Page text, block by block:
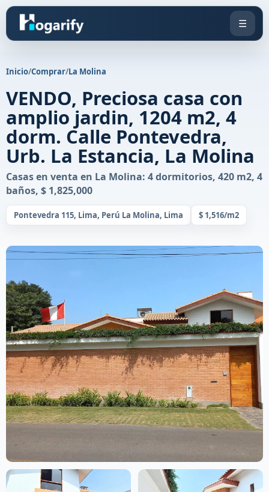
☰
Inicio/Comprar/La Molina
VENDO, Preciosa casa con
amplio jardin, 1204 m2, 4
dorm. Calle Pontevedra,
Urb. La Estancia, La Molina
Casas en venta en La Molina: 4 dormitorios, 420 m2, 4
baños, $ 1,825,000
Pontevedra 115, Lima, Perú La Molina, Lima $ 1,516/m2